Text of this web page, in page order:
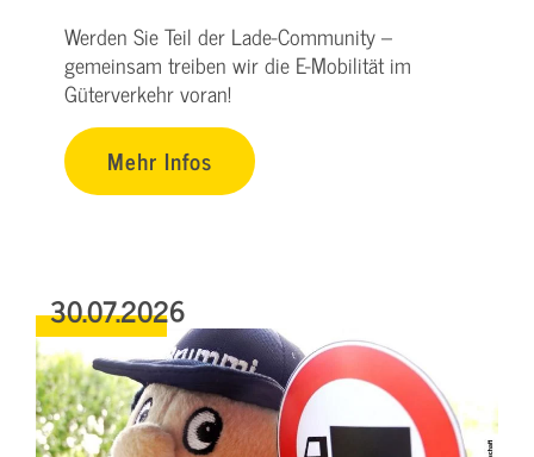
Werden Sie Teil der Lade-Community –
gemeinsam treiben wir die E-Mobilität im
Güterverkehr voran!
Mehr Infos
30.07.2026